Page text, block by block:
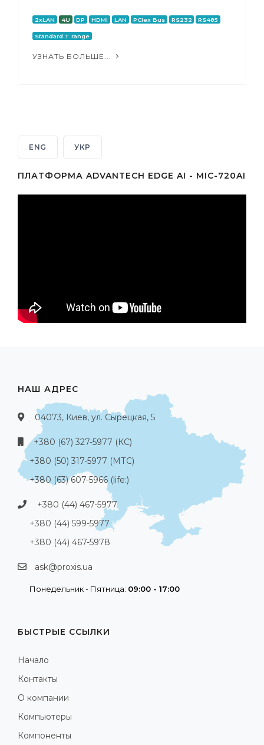
2xLAN 4U DP HDMI LAN PCIex Bus RS232 RS485
Standard T range
УЗНАТЬ БОЛЬШЕ...
ENG УКР
ПЛАТФОРМА ADVANTECH EDGE AI - MIC-720AI
НАШ АДРЕС
04073, Киев, ул. Сырецкая, 5
+380 (67) 327-5977 (КС)
+380 (50) 317-5977 (МТС)
+380 (63) 607-5966 (life:)
+380 (44) 467-5977
+380 (44) 599-5977
+380 (44) 467-5978
ask@proxis.ua
Понедельник - Пятница: 09:00 - 17:00
БЫСТРЫЕ ССЫЛКИ
Начало
Контакты
О компании
Компьютеры
Компоненты